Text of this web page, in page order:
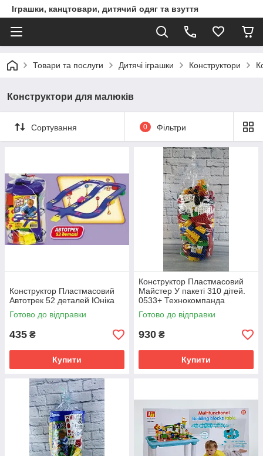
Іграшки, канцтовари, дитячий одяг та взуття
Товари та послуги Дитячі іграшки Конструктори
Конструктори для малюків
Сортування 0 Фільтри
Конструктор Пластмасовий
Автотрек 52 деталей Юніка
Готово до відправки
435 ₴
Купити
Конструктор Пластмасовий
Майстер У пакеті 310 дітей.
0533+ Технокомпанда
Готово до відправки
930 ₴
Купити